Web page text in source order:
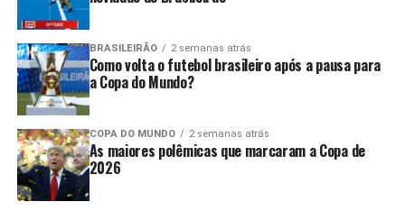
BRASILEIRÃO 2 semanas atrás
Como volta o futebol brasileiro após a pausa para
a Copa do Mundo?
COPA DO MUNDO 2 semanas atrás
As maiores polêmicas que marcaram a Copa de
2026